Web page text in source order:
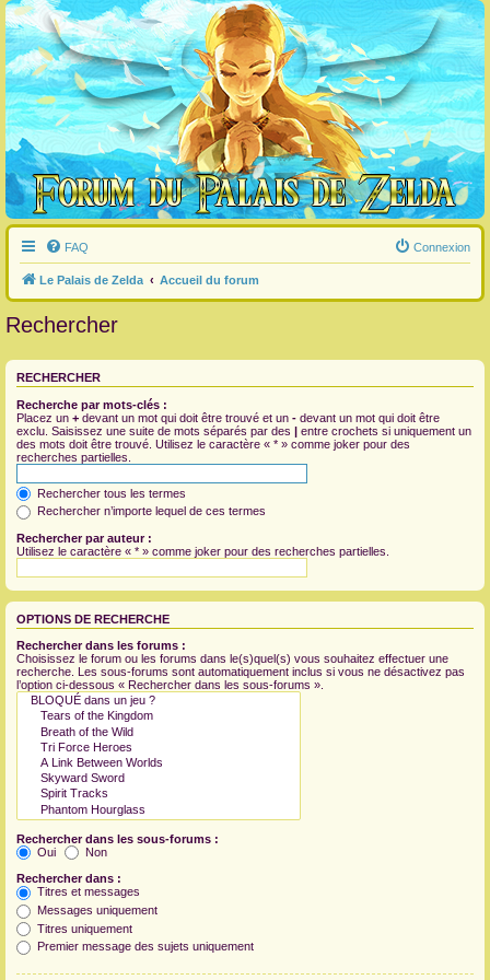
FAQ Connexion
Le Palais de Zelda Accueil du forum
Rechercher
RECHERCHER
Recherche par mots-clés :
Placez un + devant un mot qui doit être trouvé et un - devant un mot qui doit être
exclu. Saisissez une suite de mots séparés par des | entre crochets si uniquement un
des mots doit être trouvé. Utilisez le caractère « * » comme joker pour des
recherches partielles.
Rechercher tous les termes
Rechercher n’importe lequel de ces termes
Rechercher par auteur :
Utilisez le caractère « * » comme joker pour des recherches partielles.
OPTIONS DE RECHERCHE
Rechercher dans les forums :
Choisissez le forum ou les forums dans le(s)quel(s) vous souhaitez effectuer une
recherche. Les sous-forums sont automatiquement inclus si vous ne désactivez pas
l’option ci-dessous « Rechercher dans les sous-forums ».
Rechercher dans les sous-forums :
Oui
Non
Rechercher dans :
Titres et messages
Messages uniquement
Titres uniquement
Premier message des sujets uniquement